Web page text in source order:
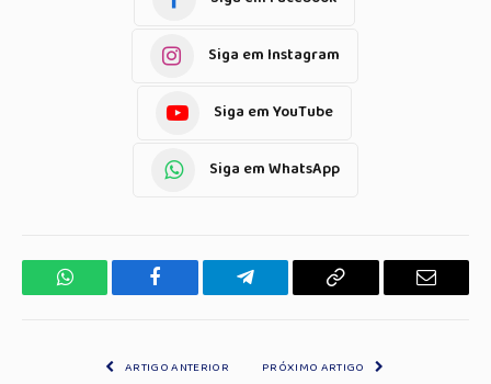
Siga em Instagram
Siga em YouTube
Siga em WhatsApp
WhatsApp Facebook Telegrama Copiar
E-
ARTIGO ANTERIOR
PRÓXIMO ARTIGO